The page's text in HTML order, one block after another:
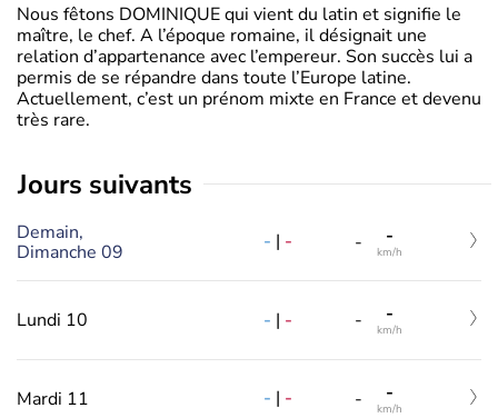
Nous fêtons DOMINIQUE qui vient du latin et signifie le
maître, le chef. A l’époque romaine, il désignait une
relation d’appartenance avec l’empereur. Son succès lui a
permis de se répandre dans toute l’Europe latine.
Actuellement, c’est un prénom mixte en France et devenu
très rare.
jours suivants
Demain,
Dimanche 09
- | - - -
km/h
Lundi 10 - | - - -
km/h
Mardi 11 - | - - -
km/h